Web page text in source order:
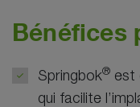
Bénéfices
Springbok® est
qui facilite